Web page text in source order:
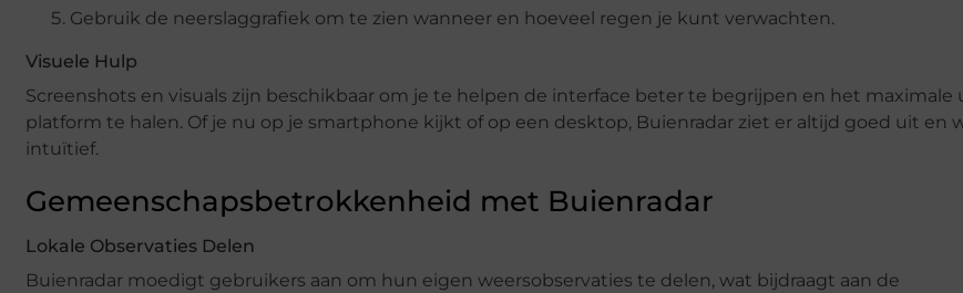
Gebruik de neerslaggrafiek om te zien wanneer en hoeveel regen je kunt verwachten.
Visuele Hulp
Screenshots en visuals zijn beschikbaar om je te helpen de interface beter te begrijpen en het maximale
platform te halen. Of je nu op je smartphone kijkt of op een desktop, Buienradar ziet er altijd goed uit en
intuïtief.
Gemeenschapsbetrokkenheid met Buienradar
Lokale Observaties Delen
Buienradar moedigt gebruikers aan om hun eigen weersobservaties te delen, wat bijdraagt aan de